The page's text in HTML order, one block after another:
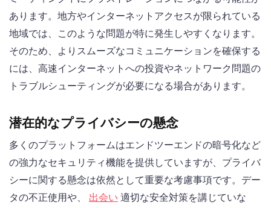
あります。地方やインターネットアクセスが限られている
地域では、このような問題が特に発生しやすくなります。
そのため、よりスムーズなコミュニケーションを確保する
には、高速インターネットへの投資やネットワーク問題の
トラブルシューティングが必要になる場合があります。
潜在的なプライバシーの懸念
多くのプラットフォームはエンドツーエンドの暗号化など
の強力なセキュリティ機能を提供していますが、プライバ
シーに関する懸念は依然として重要な考慮事項です。デー
タの不正使用や、 出会い 適切な安全対策を講じていな